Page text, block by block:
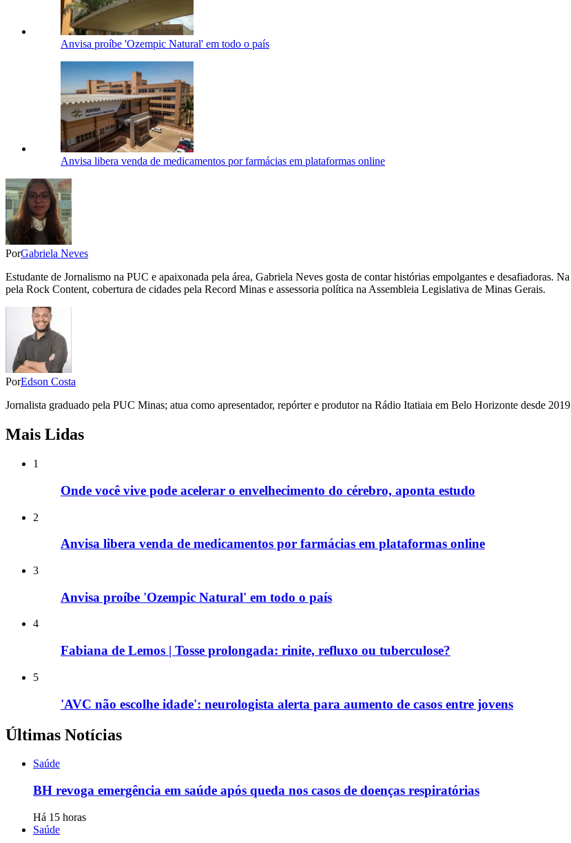
Anvisa proíbe 'Ozempic Natural' em todo o país
Anvisa libera venda de medicamentos por farmácias em plataformas online
PorGabriela Neves
Estudante de Jornalismo na PUC e apaixonada pela área, Gabriela Neves gosta de contar histórias empolgantes e desafiadoras.
pela Rock Content, cobertura de cidades pela Record Minas e assessoria política na Assembleia Legislativa de Minas Gerais.
PorEdson Costa
Jornalista graduado pela PUC Minas; atua como apresentador, repórter e produtor na Rádio Itatiaia em Belo Horizonte desde
Mais Lidas
1
Onde você vive pode acelerar o envelhecimento do cérebro, aponta estudo
2
Anvisa libera venda de medicamentos por farmácias em plataformas online
3
Anvisa proíbe 'Ozempic Natural' em todo o país
4
Fabiana de Lemos | Tosse prolongada: rinite, refluxo ou tuberculose?
5
'AVC não escolhe idade': neurologista alerta para aumento de casos entre jovens
Últimas Notícias
Saúde
BH revoga emergência em saúde após queda nos casos de doenças respiratórias
Há 15 horas
Saúde